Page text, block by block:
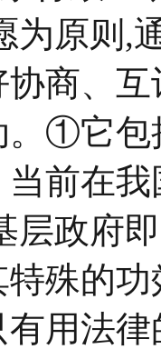
为原则,
商、
。①它包
前在
层政府
殊的
用法